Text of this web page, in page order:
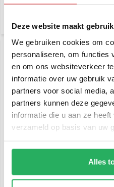
Deze website maakt
We gebruiken cookies om
personaliseren, om functies
en om ons websiteverkeer
informatie over uw gebruik
partners voor social media,
partners kunnen deze
informatie die u aan ze
verzameld op basis van uw
Alles
€ 11,53 Excl. btw
RAM Mount U-bout zwart
€ 45,41 Excl. btw